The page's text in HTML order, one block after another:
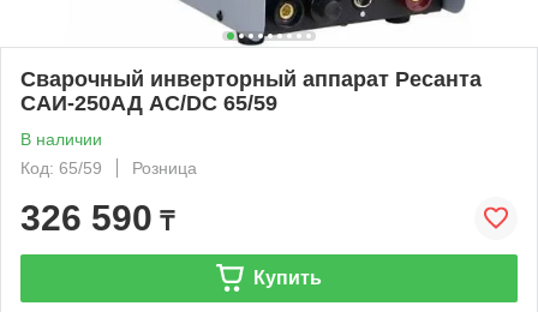
Сварочный инверторный аппарат Ресанта
САИ-250АД AC/DC 65/59
В наличии
Код: 65/59
Розница
326 590 ₸
Купить